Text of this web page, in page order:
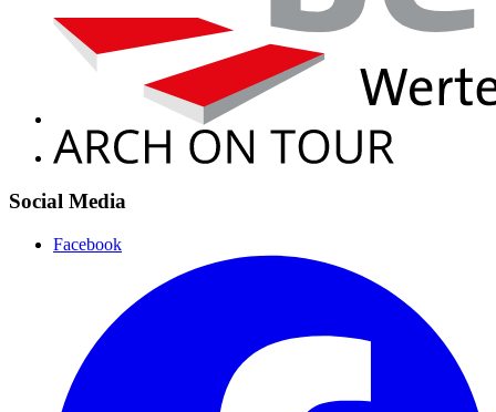
Social Media
Facebook